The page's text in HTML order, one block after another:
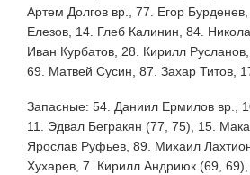
Артем Долгов вр., 77. Егор
Елезов, 14. Глеб Калинин, 84.
Иван Курбатов, 28. Кирилл
69. Матвей Сусин, 87. Захар Титов,
Запасные: 54. Даниил Ермилов вр.,
11. Эдвал Бегракян (77, 75), 15.
Ярослав Руфьев, 89. Михаил
Хухарев, 7. Кирилл Андриюк (69,